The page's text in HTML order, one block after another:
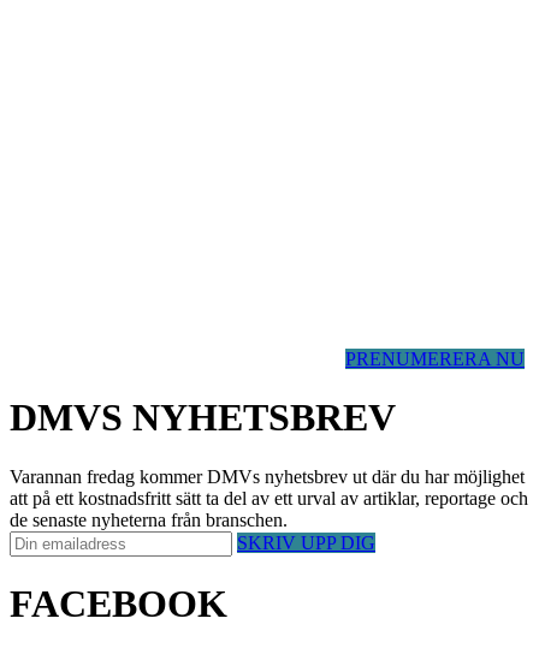
PRENUMERERA NU
DMVS NYHETSBREV
Varannan fredag kommer DMVs nyhetsbrev ut där du har möjlighet
att på ett kostnadsfritt sätt ta del av ett urval av artiklar, reportage och
de senaste nyheterna från branschen.
SKRIV UPP DIG
FACEBOOK